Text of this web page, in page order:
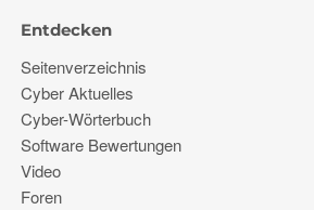
Entdecken
Seitenverzeichnis
Cyber ​​Aktuelles
Cyber-Wörterbuch
Software Bewertungen
Video
Foren